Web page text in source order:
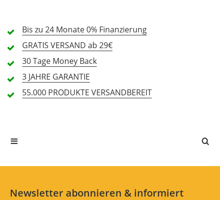
Alle Sprachen
In deiner Sprache gibt es noch keine Textbewertungen.
Bis zu 24 Monate0% Finanzierung
GRATIS VERSAND ab 29€
30 Tage Money Back
3 JAHRE GARANTIE
55.000 PRODUKTE VERSANDBEREIT
Newsletter abonnieren & informiert